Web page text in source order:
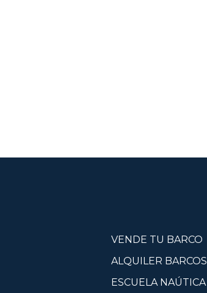
VENDE TU BARCO
ALQUILER BARCOS
ESCUELA NAÚTICA